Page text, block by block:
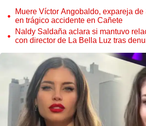
Muere Víctor Angobaldo, expareja
en trágico accidente en Cañete
Naldy Saldaña aclara si mantuvo
con director de La Bella Luz tras